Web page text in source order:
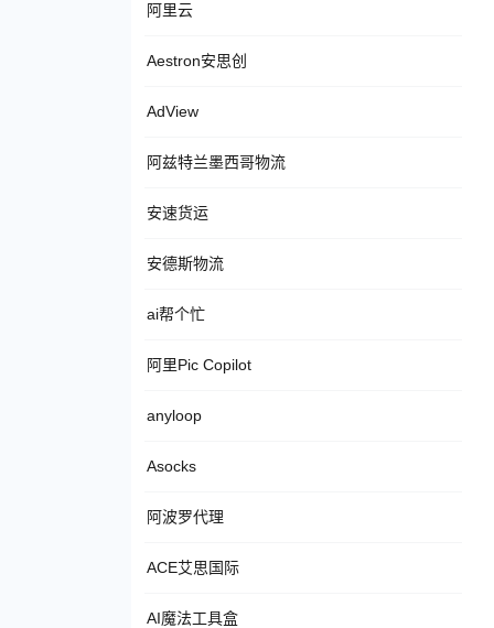
阿里云
Aestron安思创
AdView
阿兹特兰墨西哥物流
安速货运
安德斯物流
ai帮个忙
阿里Pic Copilot
anyloop
Asocks
阿波罗代理
ACE艾思国际
AI魔法工具盒